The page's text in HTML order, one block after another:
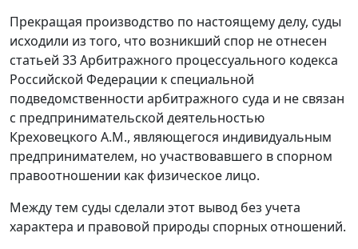
Прекращая производство по настоящему делу, суды
исходили из того, что возникший спор не отнесен
статьей 33 Арбитражного процессуального кодекса
Российской Федерации к специальной
подведомственности арбитражного суда и не связан
с предпринимательской деятельностью
Креховецкого А.М., являющегося индивидуальным
предпринимателем, но участвовавшего в спорном
правоотношении как физическое лицо.
Между тем суды сделали этот вывод без учета
характера и правовой природы спорных отношений.